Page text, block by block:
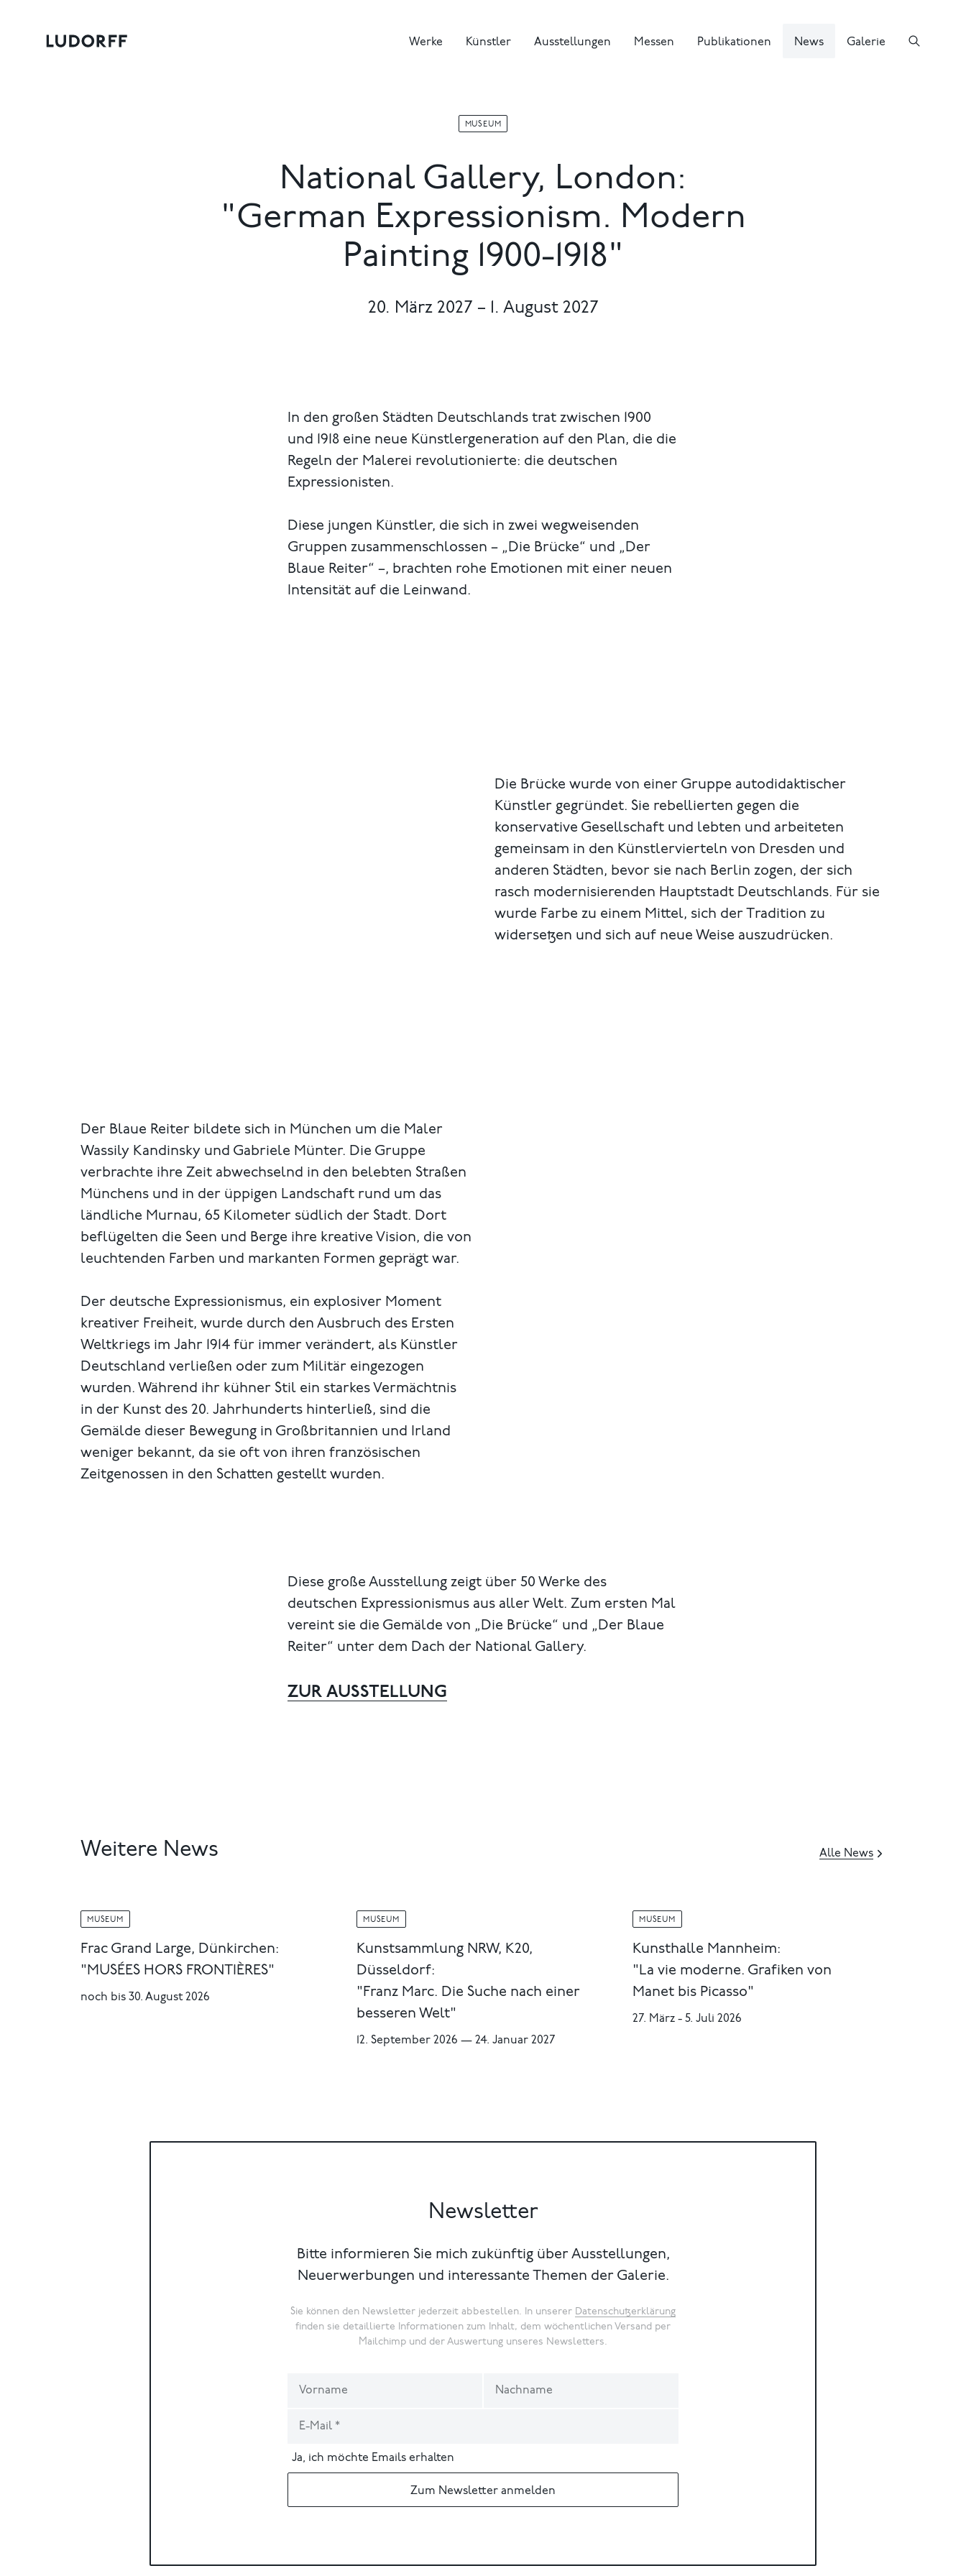
Werke Künstler Ausstellungen Messen Publikationen News Galerie
MUSEUM
National Gallery, London:
"German Expressionism. Modern
Painting 1900-1918"
20. März 2027 – 1. August 2027
In den großen Städten Deutschlands trat zwischen 1900
und 1918 eine neue Künstlergeneration auf den Plan, die die
Regeln der Malerei revolutionierte: die deutschen
Expressionisten.
Diese jungen Künstler, die sich in zwei wegweisenden
Gruppen zusammenschlossen – „Die Brücke“ und „Der
Blaue Reiter“ –, brachten rohe Emotionen mit einer neuen
Intensität auf die Leinwand.
Die Brücke wurde von einer Gruppe autodidaktischer
Künstler gegründet. Sie rebellierten gegen die
konservative Gesellschaft und lebten und arbeiteten
gemeinsam in den Künstlervierteln von Dresden und
anderen Städten, bevor sie nach Berlin zogen, der sich
rasch modernisierenden Hauptstadt Deutschlands. Für sie
wurde Farbe zu einem Mittel, sich der Tradition zu
widersetzen und sich auf neue Weise auszudrücken.
Der Blaue Reiter bildete sich in München um die Maler
Wassily Kandinsky und Gabriele Münter. Die Gruppe
verbrachte ihre Zeit abwechselnd in den belebten Straßen
Münchens und in der üppigen Landschaft rund um das
ländliche Murnau, 65 Kilometer südlich der Stadt. Dort
beflügelten die Seen und Berge ihre kreative Vision, die von
leuchtenden Farben und markanten Formen geprägt war.
Der deutsche Expressionismus, ein explosiver Moment
kreativer Freiheit, wurde durch den Ausbruch des Ersten
Weltkriegs im Jahr 1914 für immer verändert, als Künstler
Deutschland verließen oder zum Militär eingezogen
wurden. Während ihr kühner Stil ein starkes Vermächtnis
in der Kunst des 20. Jahrhunderts hinterließ, sind die
Gemälde dieser Bewegung in Großbritannien und Irland
weniger bekannt, da sie oft von ihren französischen
Zeitgenossen in den Schatten gestellt wurden.
Diese große Ausstellung zeigt über 50 Werke des
deutschen Expressionismus aus aller Welt. Zum ersten Mal
vereint sie die Gemälde von „Die Brücke“ und „Der Blaue
Reiter“ unter dem Dach der National Gallery.
ZUR AUSSTELLUNG
Weitere News Alle News
MUSEUM
Frac Grand Large, Dünkirchen:
"MUSÉES HORS FRONTIÈRES"
noch bis 30. August 2026
MUSEUM
Kunstsammlung NRW, K20,
Düsseldorf:
"Franz Marc. Die Suche nach einer
besseren Welt"
12. September 2026 — 24. Januar 2027
MUSEUM
Kunsthalle Mannheim:
"La vie moderne. Grafiken von
Manet bis Picasso"
27. März - 5. Juli 2026
Newsletter
Bitte informieren Sie mich zukünftig über Ausstellungen,
Neuerwerbungen und interessante Themen der Galerie.
Sie können den Newsletter jederzeit abbestellen. In unserer Datenschutzerklärung
finden sie detaillierte Informationen zum Inhalt, dem wöchentlichen Versand per
Mailchimp und der Auswertung unseres Newsletters.
Ja, ich möchte Emails erhalten
Zum Newsletter anmelden